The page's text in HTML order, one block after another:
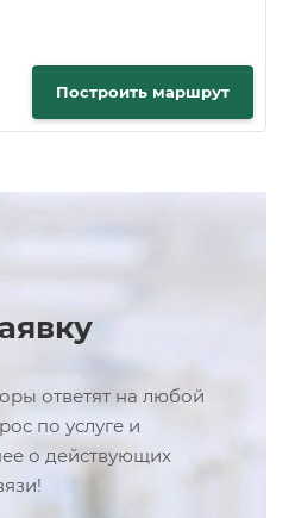
Построить маршрут
ответят на любой
по услуге и
о действующих